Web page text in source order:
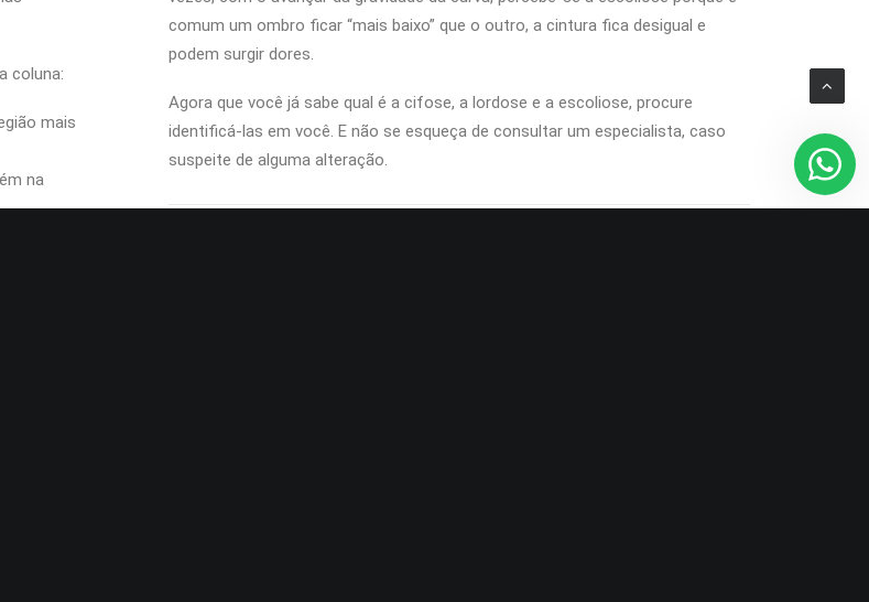
coluna:
mais
na
comum um ombro ficar “mais baixo” que o outro, a cintura fica desigual e
podem surgir dores.
Agora que você já sabe qual é a cifose, a lordose e a escoliose, procure
identificá-las em você. E não se esqueça de consultar um especialista, caso
suspeite de alguma alteração.